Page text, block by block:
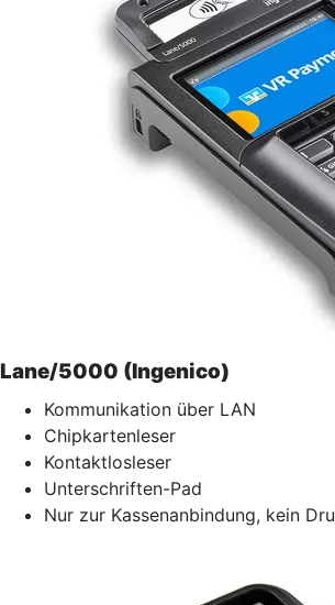
Lane/5000 (Ingenico)
Kommunikation über LAN
Chipkartenleser
Kontaktlosleser
Unterschriften-Pad
Nur zur Kassenanbindung, kein